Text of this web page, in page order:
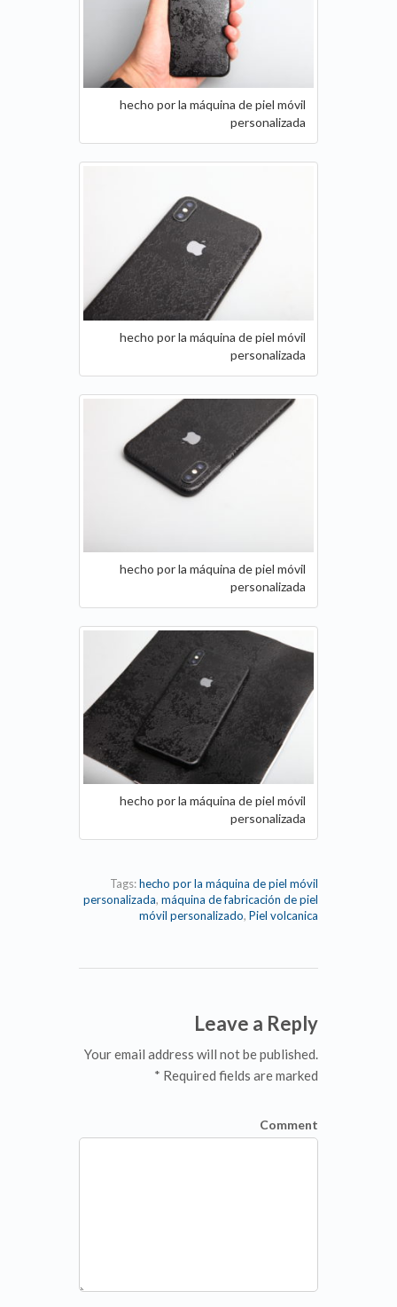
hecho por la máquina de piel móvil
personalizada
hecho por la máquina de piel móvil
personalizada
hecho por la máquina de piel móvil
personalizada
hecho por la máquina de piel móvil
personalizada
Tags:hecho por la máquina de piel móvil
personalizada ,máquina de fabricación de piel
móvil personalizado,Piel volcanica
Leave a Reply
Your email address will not be published.
Required fields are marked *
Comment